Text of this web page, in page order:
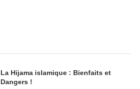
La Hijama islamique : Bienfaits et
Dangers !